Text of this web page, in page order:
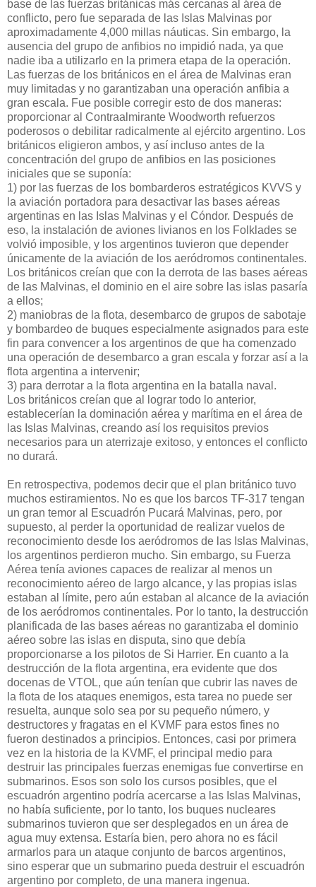
base de las fuerzas británicas más cercanas al área de
conflicto, pero fue separada de las Islas Malvinas por
aproximadamente 4,000 millas náuticas. Sin embargo, la
ausencia del grupo de anfibios no impidió nada, ya que
nadie iba a utilizarlo en la primera etapa de la operación.
Las fuerzas de los británicos en el área de Malvinas eran
muy limitadas y no garantizaban una operación anfibia a
gran escala. Fue posible corregir esto de dos maneras:
proporcionar al Contraalmirante Woodworth refuerzos
poderosos o debilitar radicalmente al ejército argentino. Los
británicos eligieron ambos, y así incluso antes de la
concentración del grupo de anfibios en las posiciones
iniciales que se suponía:
1) por las fuerzas de los bombarderos estratégicos KVVS y
la aviación portadora para desactivar las bases aéreas
argentinas en las Islas Malvinas y el Cóndor. Después de
eso, la instalación de aviones livianos en los Folklades se
volvió imposible, y los argentinos tuvieron que depender
únicamente de la aviación de los aeródromos continentales.
Los británicos creían que con la derrota de las bases aéreas
de las Malvinas, el dominio en el aire sobre las islas pasaría
a ellos;
2) maniobras de la flota, desembarco de grupos de sabotaje
y bombardeo de buques especialmente asignados para este
fin para convencer a los argentinos de que ha comenzado
una operación de desembarco a gran escala y forzar así a la
flota argentina a intervenir;
3) para derrotar a la flota argentina en la batalla naval.
Los británicos creían que al lograr todo lo anterior,
establecerían la dominación aérea y marítima en el área de
las Islas Malvinas, creando así los requisitos previos
necesarios para un aterrizaje exitoso, y entonces el conflicto
no durará.
En retrospectiva, podemos decir que el plan británico tuvo
muchos estiramientos. No es que los barcos TF-317 tengan
un gran temor al Escuadrón Pucará Malvinas, pero, por
supuesto, al perder la oportunidad de realizar vuelos de
reconocimiento desde los aeródromos de las Islas Malvinas,
los argentinos perdieron mucho. Sin embargo, su Fuerza
Aérea tenía aviones capaces de realizar al menos un
reconocimiento aéreo de largo alcance, y las propias islas
estaban al límite, pero aún estaban al alcance de la aviación
de los aeródromos continentales. Por lo tanto, la destrucción
planificada de las bases aéreas no garantizaba el dominio
aéreo sobre las islas en disputa, sino que debía
proporcionarse a los pilotos de Si Harrier. En cuanto a la
destrucción de la flota argentina, era evidente que dos
docenas de VTOL, que aún tenían que cubrir las naves de
la flota de los ataques enemigos, esta tarea no puede ser
resuelta, aunque solo sea por su pequeño número, y
destructores y fragatas en el KVMF para estos fines no
fueron destinados a principios. Entonces, casi por primera
vez en la historia de la KVMF, el principal medio para
destruir las principales fuerzas enemigas fue convertirse en
submarinos. Esos son solo los cursos posibles, que el
escuadrón argentino podría acercarse a las Islas Malvinas,
no había suficiente, por lo tanto, los buques nucleares
submarinos tuvieron que ser desplegados en un área de
agua muy extensa. Estaría bien, pero ahora no es fácil
armarlos para un ataque conjunto de barcos argentinos,
sino esperar que un submarino pueda destruir el escuadrón
argentino por completo, de una manera ingenua.